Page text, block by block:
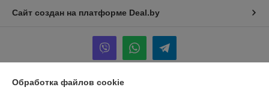
Сайт создан на платформе Deal.by
Обработка файлов cookie